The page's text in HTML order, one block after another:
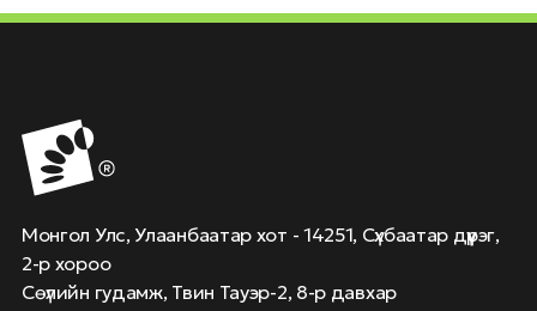
Монгол Улс, Улаанбаатар хот - 14251, Сүхбаатар дүүрэг,
2-р хороо
Сөүлийн гудамж, Твин Тауэр-2, 8-р давхар